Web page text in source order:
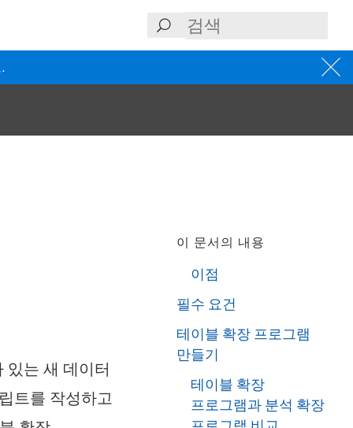
있는 새 데이터
트를 작성하고
이 문서의 내용
이점
필수 요건
테이블 확장 프로그램
만들기
테이블 확장
프로그램과 분석 확장